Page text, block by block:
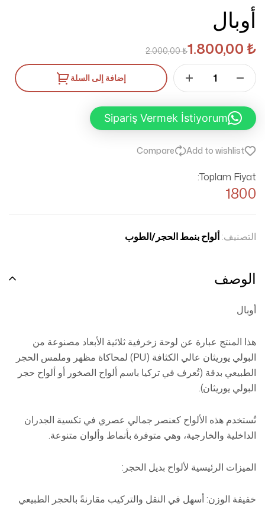
أوبال
2.000,00₺1.800,00 ₺
إضافة إلى السلة
Sipariş Vermek İstiyorum
Add to wishlist
Compare
Toplam Fiyat:
1800
التصنيف:ألواح بنمط الحجر/الطوب
الوصف
أوبال
هذا المنتج عبارة عن لوحة زخرفية ثلاثية الأبعاد مصنوعة من
البولي يوريثان عالي الكثافة (PU) لمحاكاة مظهر وملمس الحجر
الطبيعي بدقة (تُعرف في تركيا باسم ألواح الصخور أو ألواح حجر
البولي يوريثان).
تُستخدم هذه الألواح كعنصر جمالي عصري في تكسية الجدران
الداخلية والخارجية، وهي متوفرة بأنماط وألوان متنوعة.
الميزات الرئيسية لألواح بديل الحجر:
خفيفة الوزن: أسهل في النقل والتركيب مقارنةً بالحجر الطبيعي